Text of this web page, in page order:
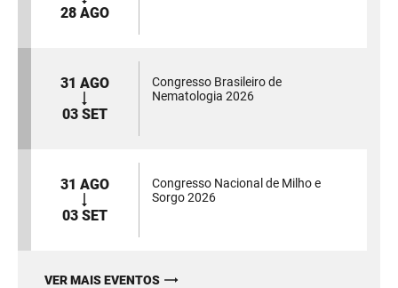
28 AGO
31 AGO
03 SET
Congresso Brasileiro de
Nematologia 2026
31 AGO
03 SET
Congresso Nacional de Milho e
Sorgo 2026
VER MAIS EVENTOS